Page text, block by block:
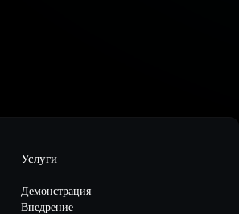
Услуги
Демонстрация
Внедрение